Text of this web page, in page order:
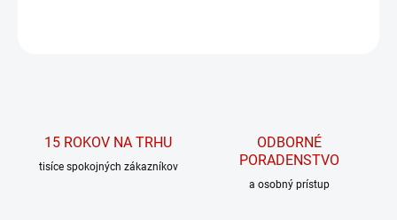
15 ROKOV NA TRHU
tisíce spokojných zákazníkov
ODBORNÉ
PORADENSTVO
a osobný prístup